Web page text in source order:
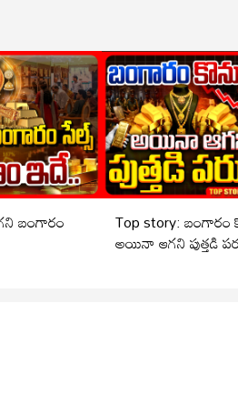
బంగారం Top story: బంగారం
అయినా ఆగని పుత్తడి